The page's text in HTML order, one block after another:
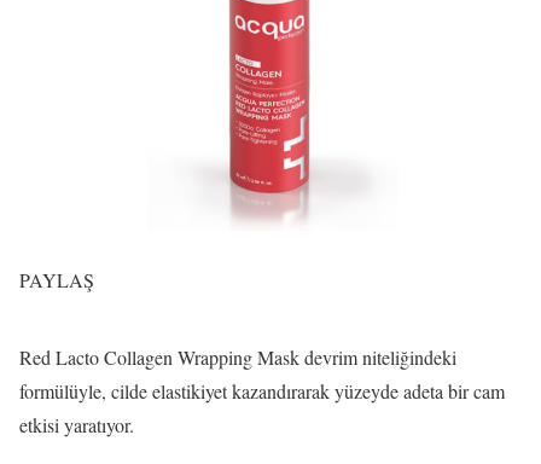
PAYLAŞ
Red Lacto Collagen Wrapping Mask devrim niteliğindeki
formülüyle, cilde elastikiyet kazandırarak yüzeyde adeta bir cam
etkisi yaratıyor.